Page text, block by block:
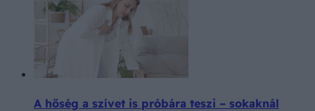
A hőség a szívet is próbára teszi – sokaknál